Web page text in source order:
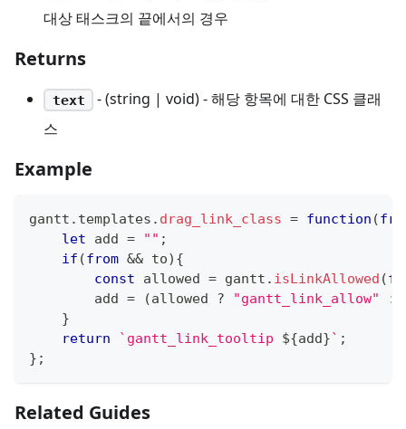
대상 태스크의 끝에서의 경우
Returns
text
- (string | void) - 해당 항목에 대한 CSS 클래
스
Example
gantt . templates . drag_link_class = function (
let add = "" ;
if (from && to) {
const allowed = gantt . isLinkAllowed (
        add
= (allowed ? "gantt_link_allow" :
}
return
` gantt_link_tooltip ${add}` ;
} ;
Related Guides